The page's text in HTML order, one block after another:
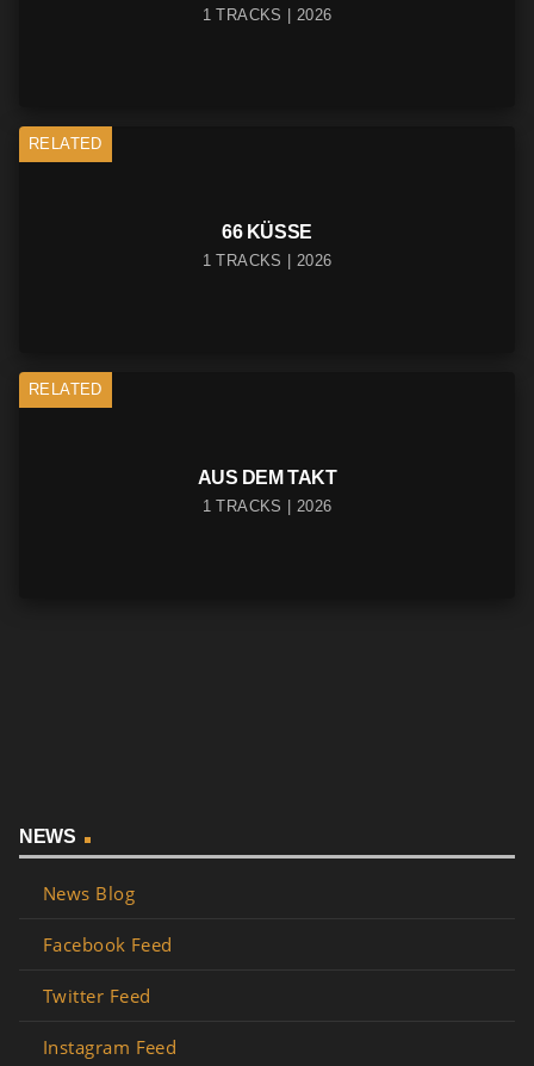
1 TRACKS | 2026
RELATED
66 KÜSSE
1 TRACKS | 2026
RELATED
AUS DEM TAKT
1 TRACKS | 2026
NEWS
News Blog
Facebook Feed
Twitter Feed
Instagram Feed